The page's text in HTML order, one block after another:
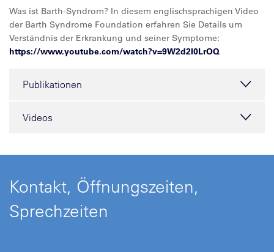
Was ist Barth-Syndrom? In diesem englischsprachigen Video
der Barth Syndrome Foundation erfahren Sie Details um
Verständnis der Erkrankung und seiner Symptome:
https://www.youtube.com/watch?v=9W2d2l0LrOQ
Publikationen
Videos
Kontakt, Öffnungszeiten,
Sprechzeiten